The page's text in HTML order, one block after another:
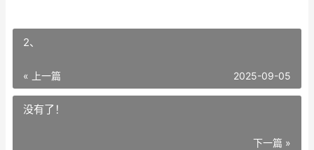
2、
« 上一篇 2025-09-05
没有了！
下一篇 »